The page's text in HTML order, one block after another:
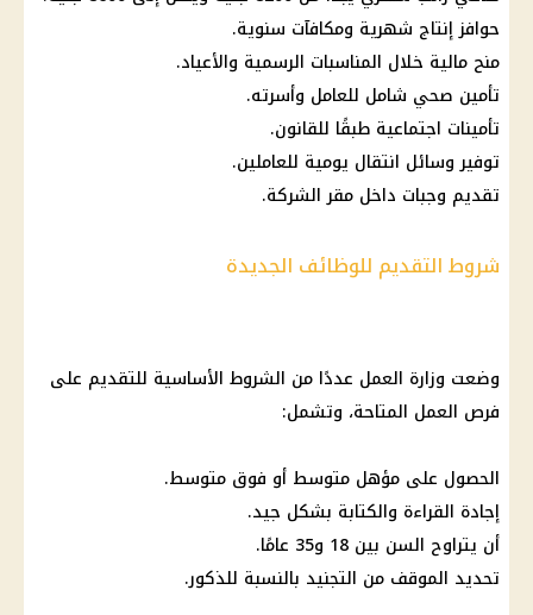
حوافزإنتاج شهرية ومكافآت سنوية.
منح مالية خلال المناسبات الرسمية والأعياد.
تأمين صحي شامل للعامل وأسرته.
تأمينات اجتماعية طبقًا للقانون.
توفير وسائل انتقال يومية للعاملين.
تقديم وجبات داخل مقر الشركة.
شروط التقديم للوظائف الجديدة
وضعت وزارة العمل عددًا من الشروط الأساسية للتقديم على
فرص العمل المتاحة، وتشمل:
الحصول على مؤهل متوسط أو فوق متوسط.
إجادة القراءة والكتابة بشكل جيد.
أن يتراوح السن بين 18 و35 عامًا.
تحديد الموقف من التجنيد بالنسبة للذكور.